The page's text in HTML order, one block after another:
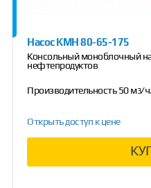
Насос КМН 80-65-175
Консольный моноблочный
нефтепродуктов
Производительность 50 м3/ч.
Открыть доступ к цене